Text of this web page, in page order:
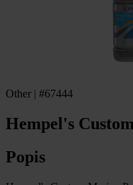
Other | #67444
Hempel's
Popis